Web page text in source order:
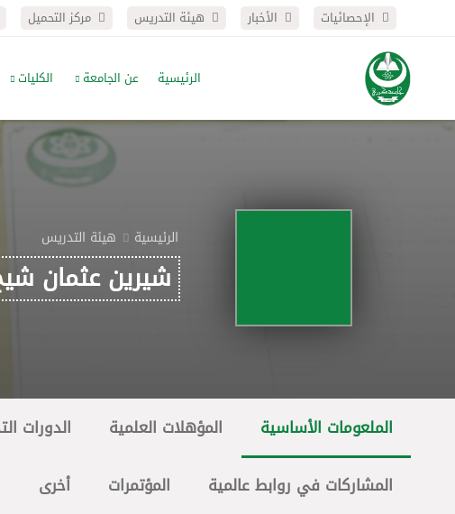
الإحصائيات الأخبار هيئة التدريس مركز التحميل
الرئيسية عن الجامعة الكليات
الرئيسية هيئة التدريس
شيرين عثمان
الملعومات الأساسية المؤهلات العلمية الدورات
المشاركات في روابط عالمية المؤتمرات أخرى